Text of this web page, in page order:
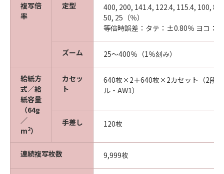
複写倍
率
定型
400, 200, 141.4, 122.4, 115.4, 100,
50, 25（％）
等倍時誤差：タテ：±0.80％ ヨコ：
ズーム 25～400％（1％刻み）
給紙方
式／給
紙容量
（64g
／
m2）
カセッ
ト
640枚×2＋640枚×2カセット（2段カ
ル・AW1）
手差し 120枚
連続複写枚数 9,999枚